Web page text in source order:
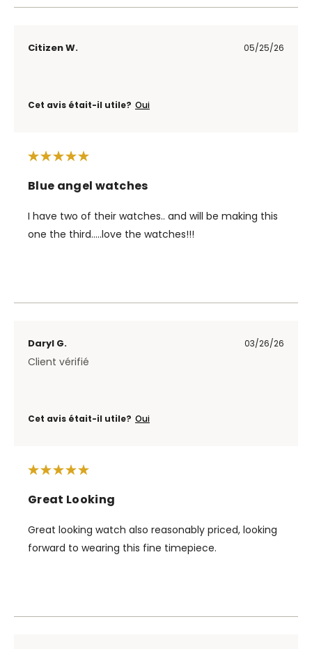
Citizen W. 05/25/26
Cet avis était-il utile? Oui
Blue angel watches
I have two of their watches.. and will be making this
one the third.....love the watches!!!
Daryl G. 03/26/26
Client vérifié
Cet avis était-il utile? Oui
Great Looking
Great looking watch also reasonably priced, looking
forward to wearing this fine timepiece.